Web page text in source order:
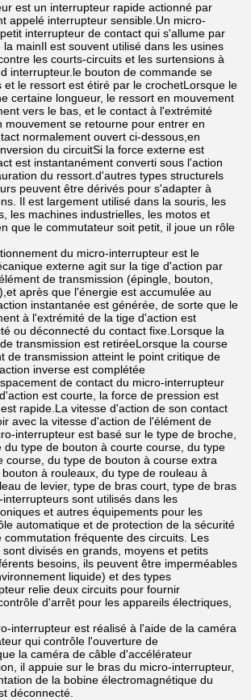
est un interrupteur rapide actionné par
appelé interrupteur sensible.Un micro-
interrupteur de contact qui s'allume par
mainIl est souvent utilisé dans les usines
les courts-circuits et les surtensions à
interrupteur.le bouton de commande se
et le ressort est étiré par le crochetLorsque le
certaine longueur, le ressort en mouvement
vers le bas, et le contact à l'extrémité
mouvement se retourne pour entrer en
normalement ouvert ci-dessous,en
du circuitSi la force externe est
est instantanément converti sous l'action
du ressort.d'autres types structurels
peuvent être dérivés pour s'adapter à
Il est largement utilisé dans la souris, les
les machines industrielles, les motos et
que le commutateur soit petit, il joue un rôle
du micro-interrupteur est le
externe agit sur la tige d'action par
de transmission (épingle, bouton,
après que l'énergie est accumulée au
instantanée est générée, de sorte que le
à l'extrémité de la tige d'action est
ou déconnecté du contact fixe.Lorsque la
transmission est retiréeLorsque la course
de transmission atteint le point critique de
inverse est complétée
de contact du micro-interrupteur
est courte, la force de pression est
rapide.La vitesse d'action de son contact
avec la vitesse d'action de l'élément de
interrupteur est basé sur le type de broche,
du type de bouton à courte course, du type
course, du type de bouton à course extra
à rouleaux, du type de rouleau à
de levier, type de bras court, type de bras
sont utilisés dans les
et autres équipements pour les
automatique et de protection de la sécurité
commutation fréquente des circuits. Les
divisés en grands, moyens et petits
besoins, ils peuvent être imperméables
liquide) et des types
relie deux circuits pour fournir
d'arrêt pour les appareils électriques,
interrupteur est réalisé à l'aide de la caméra
qui contrôle l'ouverture de
la caméra de câble d'accélérateur
il appuie sur le bras du micro-interrupteur,
de la bobine électromagnétique du
déconnecté.